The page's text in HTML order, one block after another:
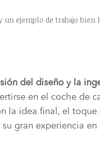
un ejemplo de trabajo bien
del diseño y la
en el coche de
la idea final, el toque
gran experiencia en